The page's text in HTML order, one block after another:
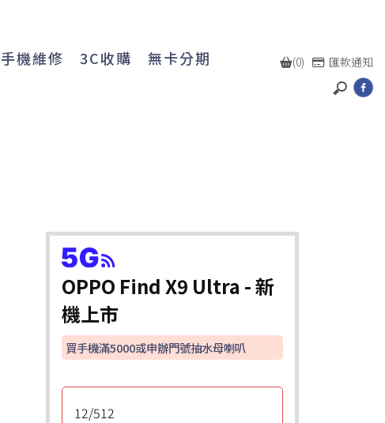
(0) 匯款通知
手機維修 3C收購
無卡分期
OPPO Find X9 Ultra - 新
機上市
買手機滿5000或申辦門號抽水母喇叭
12/512